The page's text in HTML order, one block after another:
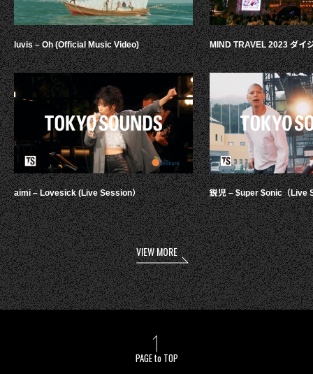
luvis – Oh (Official Music Video)
aimi – Lovesick (Live Session）
MIND TRAVEL 2023 ダイ
鋭児 – $uper $onic（Live
VIEW MORE
PAGE to TOP